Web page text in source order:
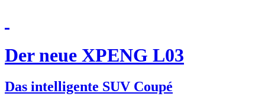
Der neue XPENG L03
Das intelligente SUV Coupé